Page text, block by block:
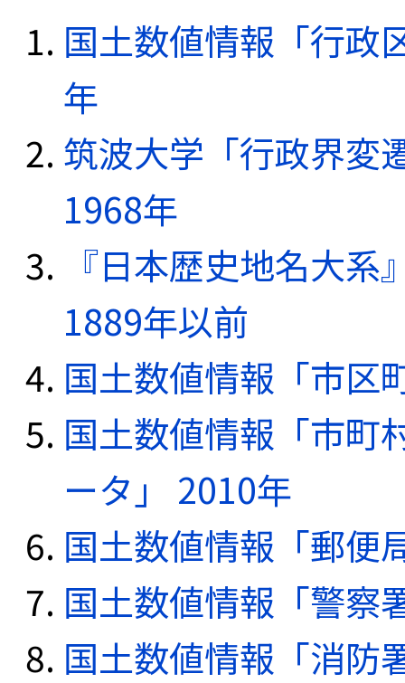
国土数値情報「行政
年
筑波大学「行政界変
1968年
『日本歴史地名大
1889年以前
国土数値情報「市区
国土数値情報「市町
ータ」 2010年
国土数値情報「郵便
国土数値情報「警察
国土数値情報「消防